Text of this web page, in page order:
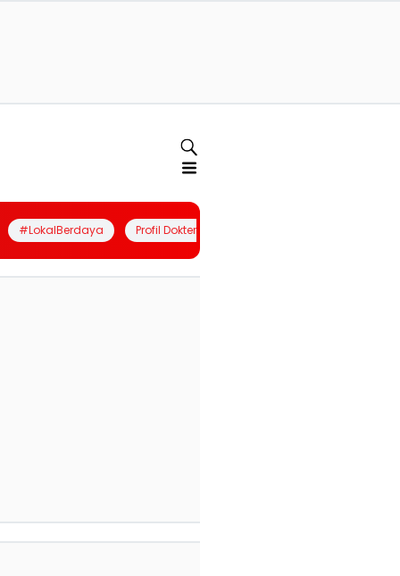
#LokalBerdaya Profil Dokter